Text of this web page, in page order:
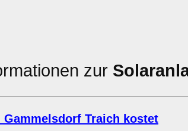
zur
Traich kostet